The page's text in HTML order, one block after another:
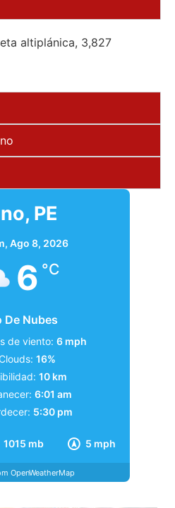
altiplánica, 3,827
PE
Ago 8, 2026
6 °C
De Nubes
1015 mb 5 mph
de viento: 6 mph
Clouds: 16%
10 km
6:01 am
5:30 pm
OpenWeatherMap